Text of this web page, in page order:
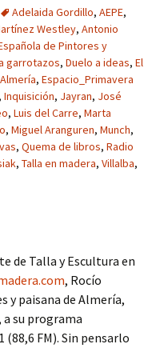
Adelaida Gordillo, AEPE,
Westley, Antonio
de Pintores y
garrotazos, Duelo a ideas, El
, Espacio_Primavera
, Inquisición, Jayran, José
, Luis del Carre, Marta
, Miguel Aranguren, Munch,
, Quema de libros, Radio
, Talla en madera, Villalba,
de Talla y Escultura en
, Rocío
y paisana de Almería,
su programa
(88,6 FM). Sin pensarlo